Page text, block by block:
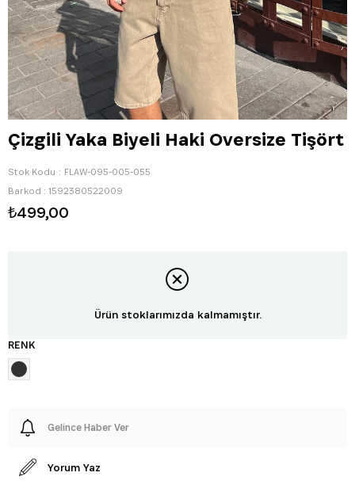
Çizgili Yaka Biyeli Haki Oversize Tişört
Stok Kodu
FLAW-095-005-055
Barkod : 1592380522009
₺499,00
Ürün stoklarımızda kalmamıştır.
RENK
Gelince Haber Ver
Yorum Yaz